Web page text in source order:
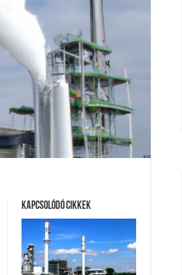
Kapcsolódó cikkek